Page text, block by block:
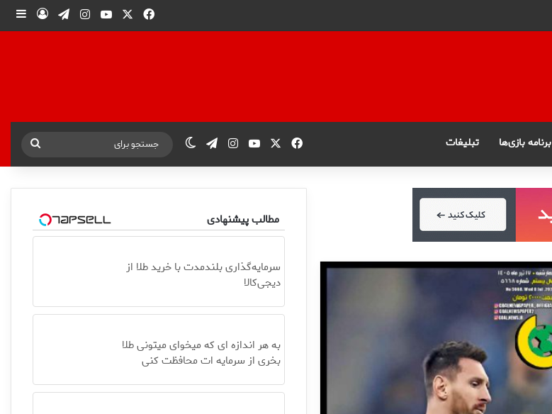
فیس بوکیوتیوباینستاگرام
تلگرامورود
برنامه بازی‌ها تبلیغات فیس بوکیوتیوباینستاگرام
تلگرامتغییر پوسته
جستجو
برای
مطالب پیشنهادی
سرمایه‌گذاری بلندمدت با خرید طلا از
دیجی‌کالا
به هر اندازه ای که میخوای میتونی طلا
بخری از سرمایه ات محافظت کنی